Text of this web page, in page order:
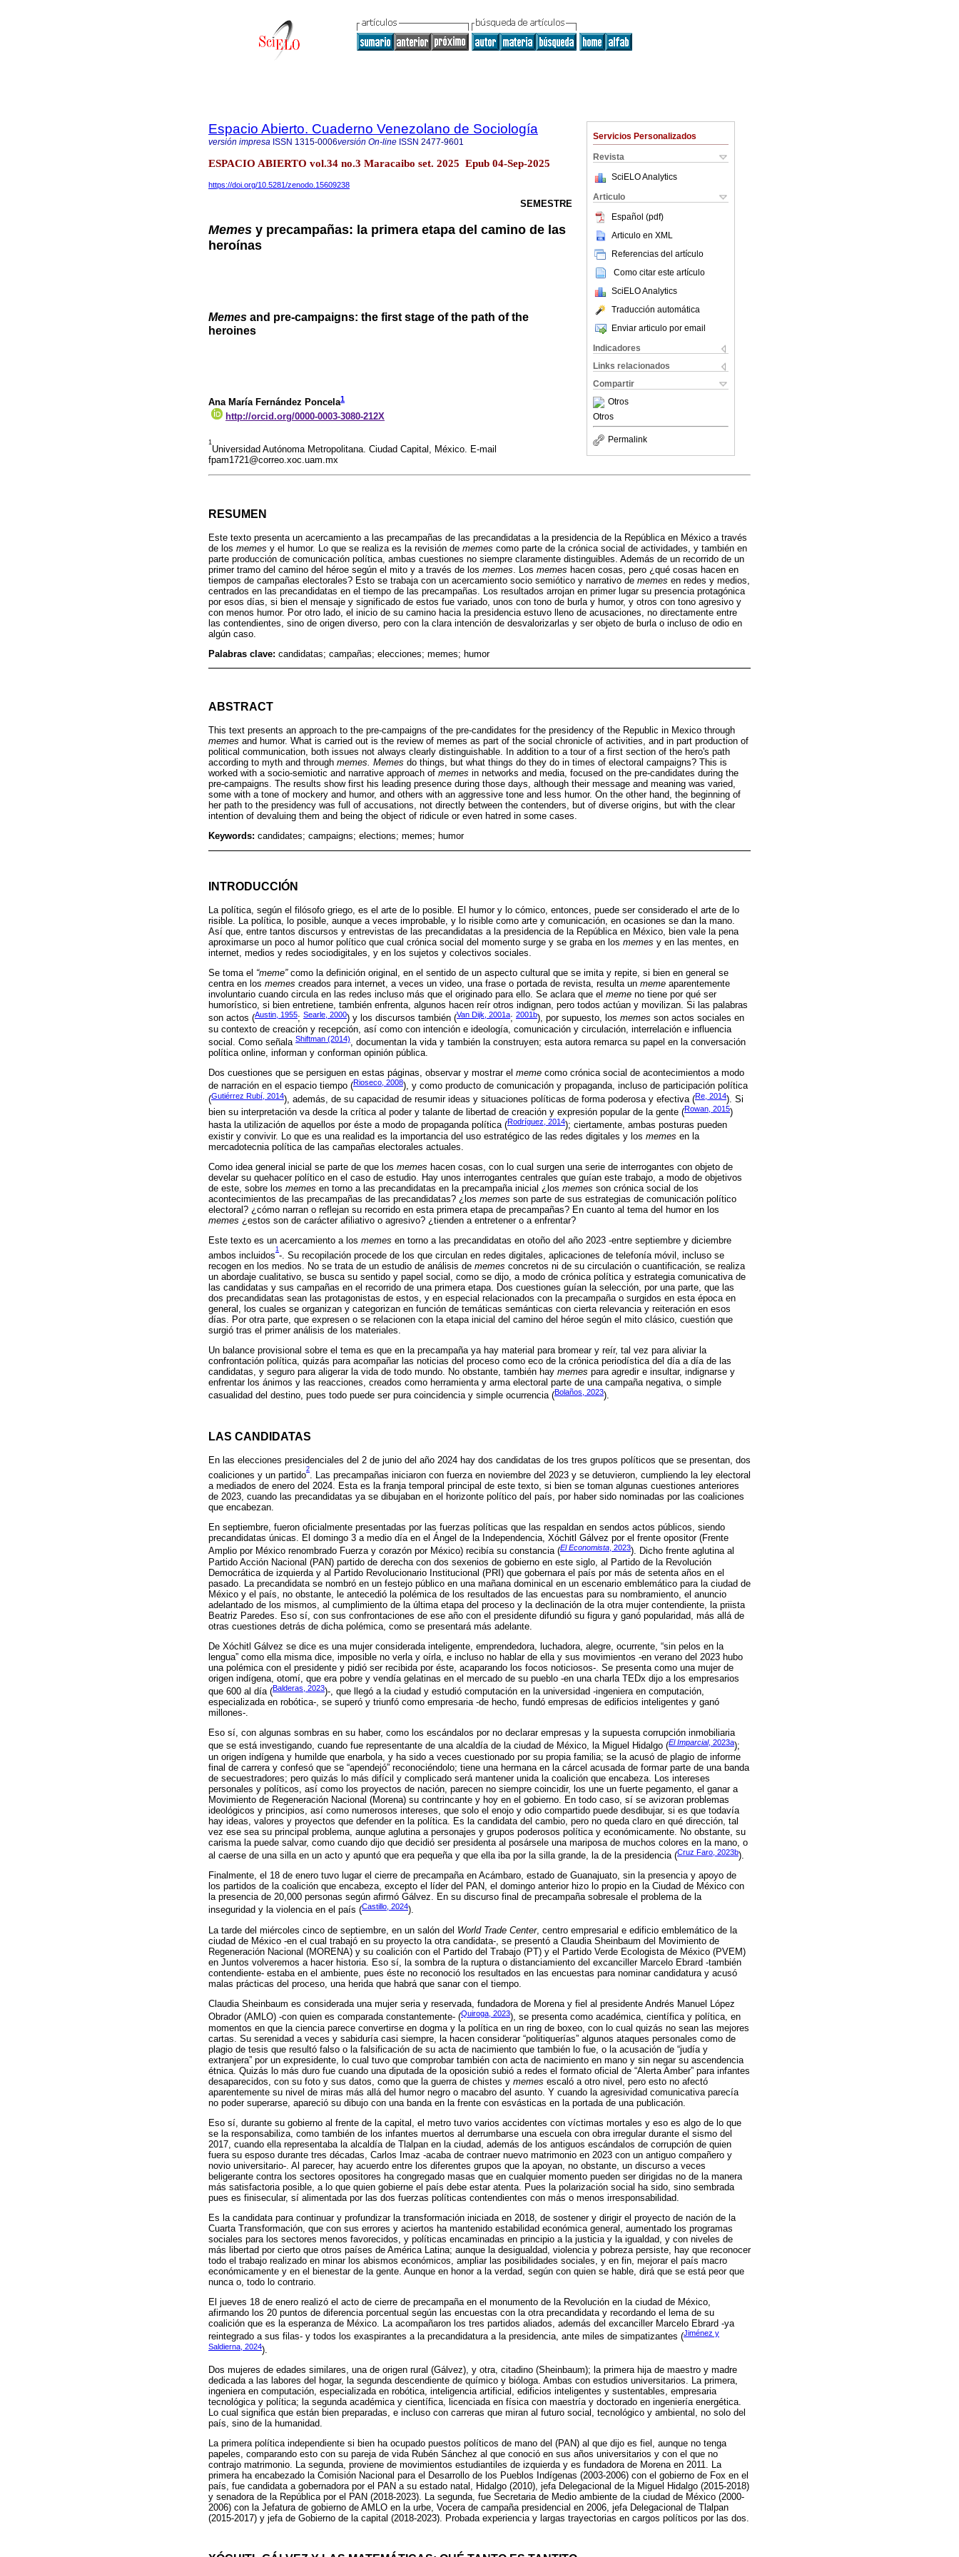
Servicios Personalizados
Revista
SciELO Analytics
Articulo
Español (pdf)
Articulo en XML
Referencias del artículo
Como citar este artículo
SciELO Analytics
Traducción automática
Enviar articulo por email
Indicadores
Links relacionados
Compartir
Otros
Otros
Permalink
Espacio Abierto. Cuaderno Venezolano de Sociología
versión impresa ISSN 1315-0006versión On-line ISSN 2477-9601
ESPACIO ABIERTO vol.34 no.3 Maracaibo set. 2025 Epub 04-Sep-2025
https://doi.org/10.5281/zenodo.15609238
SEMESTRE
Memes y precampañas: la primera etapa del camino de las
heroínas
Memes and pre-campaigns: the first stage of the path of the
heroines
Ana María Fernández Poncela1
http://orcid.org/0000-0003-3080-212X
1
Universidad Autónoma Metropolitana. Ciudad Capital, México. E-mail
fpam1721@correo.xoc.uam.mx
RESUMEN
Este texto presenta un acercamiento a las precampañas de las precandidatas a la presidencia de la República en México a través
de los memes y el humor. Lo que se realiza es la revisión de memes como parte de la crónica social de actividades, y también en
parte producción de comunicación política, ambas cuestiones no siempre claramente distinguibles. Además de un recorrido de un
primer tramo del camino del héroe según el mito y a través de los memes . Los memes hacen cosas, pero ¿qué cosas hacen en
tiempos de campañas electorales? Esto se trabaja con un acercamiento socio semiótico y narrativo de memes en redes y medios,
centrados en las precandidatas en el tiempo de las precampañas. Los resultados arrojan en primer lugar su presencia protagónica
por esos días, si bien el mensaje y significado de estos fue variado, unos con tono de burla y humor, y otros con tono agresivo y
con menos humor. Por otro lado, el inicio de su camino hacia la presidencia estuvo lleno de acusaciones, no directamente entre
las contendientes, sino de origen diverso, pero con la clara intención de desvalorizarlas y ser objeto de burla o incluso de odio en
algún caso.
Palabras clave: candidatas; campañas; elecciones; memes; humor
ABSTRACT
This text presents an approach to the pre-campaigns of the pre-candidates for the presidency of the Republic in Mexico through
memes and humor. What is carried out is the review of memes as part of the social chronicle of activities, and in part production of
political communication, both issues not always clearly distinguishable. In addition to a tour of a first section of the hero's path
according to myth and through memes. Memes do things, but what things do they do in times of electoral campaigns? This is
worked with a socio-semiotic and narrative approach of memes in networks and media, focused on the pre-candidates during the
pre-campaigns. The results show first his leading presence during those days, although their message and meaning was varied,
some with a tone of mockery and humor, and others with an aggressive tone and less humor. On the other hand, the beginning of
her path to the presidency was full of accusations, not directly between the contenders, but of diverse origins, but with the clear
intention of devaluing them and being the object of ridicule or even hatred in some cases.
Keywords: candidates; campaigns; elections; memes; humor
INTRODUCCIÓN
La política, según el filósofo griego, es el arte de lo posible. El humor y lo cómico, entonces, puede ser considerado el arte de lo
risible. La política, lo posible, aunque a veces improbable, y lo risible como arte y comunicación, en ocasiones se dan la mano.
Así que, entre tantos discursos y entrevistas de las precandidatas a la presidencia de la República en México, bien vale la pena
aproximarse un poco al humor político que cual crónica social del momento surge y se graba en los memes y en las mentes, en
internet, medios y redes sociodigitales, y en los sujetos y colectivos sociales.
Se toma el “meme”como la definición original, en el sentido de un aspecto cultural que se imita y repite, si bien en general se
centra en los memes creados para internet, a veces un video, una frase o portada de revista, resulta un meme aparentemente
involuntario cuando circula en las redes incluso más que el originado para ello. Se aclara que el meme no tiene por qué ser
humorístico, si bien entretiene, también enfrenta, algunos hacen reír otros indignan, pero todos actúan y movilizan. Si las palabras
son actos (Austin, 1955; Searle, 2000) y los discursos también (Van Dijk, 2001a; 2001b), por supuesto, los memes son actos sociales en
su contexto de creación y recepción, así como con intención e ideología, comunicación y circulación, interrelación e influencia
social. Como señala Shiftman (2014), documentan la vida y también la construyen; esta autora remarca su papel en la conversación
política online, informan y conforman opinión pública.
Dos cuestiones que se persiguen en estas páginas, observar y mostrar el meme como crónica social de acontecimientos a modo
de narración en el espacio tiempo (Rioseco, 2008), y como producto de comunicación y propaganda, incluso de participación política
(Gutiérrez Rubí, 2014), además, de su capacidad de resumir ideas y situaciones políticas de forma poderosa y efectiva (Re, 2014). Si
bien su interpretación va desde la crítica al poder y talante de libertad de creación y expresión popular de la gente (Rowan, 2015)
hasta la utilización de aquellos por éste a modo de propaganda política (Rodríguez, 2014); ciertamente, ambas posturas pueden
existir y convivir. Lo que es una realidad es la importancia del uso estratégico de las redes digitales y los memes en la
mercadotecnia política de las campañas electorales actuales.
Como idea general inicial se parte de que los memes hacen cosas, con lo cual surgen una serie de interrogantes con objeto de
develar su quehacer político en el caso de estudio. Hay unos interrogantes centrales que guían este trabajo, a modo de objetivos
de este, sobre los memes en torno a las precandidatas en la precampaña inicial ¿los memes son crónica social de los
acontecimientos de las precampañas de las precandidatas? ¿los memes son parte de sus estrategias de comunicación político
electoral? ¿cómo narran o reflejan su recorrido en esta primera etapa de precampañas? En cuanto al tema del humor en los
memes ¿estos son de carácter afiliativo o agresivo? ¿tienden a entretener o a enfrentar?
Este texto es un acercamiento a los memes en torno a las precandidatas en otoño del año 2023 -entre septiembre y diciembre
ambos incluidos
1
-. Su recopilación procede de los que circulan en redes digitales, aplicaciones de telefonía móvil, incluso se
recogen en los medios. No se trata de un estudio de análisis de memes concretos ni de su circulación o cuantificación, se realiza
un abordaje cualitativo, se busca su sentido y papel social, como se dijo, a modo de crónica política y estrategia comunicativa de
las candidatas y sus campañas en el recorrido de una primera etapa. Dos cuestiones guían la selección, por una parte, que las
dos precandidatas sean las protagonistas de estos, y en especial relacionados con la precampaña o surgidos en esta época en
general, los cuales se organizan y categorizan en función de temáticas semánticas con cierta relevancia y reiteración en esos
días. Por otra parte, que expresen o se relacionen con la etapa inicial del camino del héroe según el mito clásico, cuestión que
surgió tras el primer análisis de los materiales.
Un balance provisional sobre el tema es que en la precampaña ya hay material para bromear y reír, tal vez para aliviar la
confrontación política, quizás para acompañar las noticias del proceso como eco de la crónica periodística del día a día de las
candidatas, y seguro para aligerar la vida de todo mundo. No obstante, también hay memes para agredir e insultar, indignarse y
enfrentar los ánimos y las reacciones, creados como herramienta y arma electoral parte de una campaña negativa, o simple
casualidad del destino, pues todo puede ser pura coincidencia y simple ocurrencia (Bolaños, 2023).
LAS CANDIDATAS
En las elecciones presidenciales del 2 de junio del año 2024 hay dos candidatas de los tres grupos políticos que se presentan, dos
coaliciones y un partido
2
. Las precampañas iniciaron con fuerza en noviembre del 2023 y se detuvieron, cumpliendo la ley electoral
a mediados de enero del 2024. Esta es la franja temporal principal de este texto, si bien se toman algunas cuestiones anteriores
de 2023, cuando las precandidatas ya se dibujaban en el horizonte político del país, por haber sido nominadas por las coaliciones
que encabezan.
En septiembre, fueron oficialmente presentadas por las fuerzas políticas que las respaldan en sendos actos públicos, siendo
precandidatas únicas. El domingo 3 a medio día en el Ángel de la Independencia, Xóchitl Gálvez por el frente opositor (Frente
Amplio por México renombrado Fuerza y corazón por México) recibía su constancia (El Economista , 2023). Dicho frente aglutina al
Partido Acción Nacional (PAN) partido de derecha con dos sexenios de gobierno en este siglo, al Partido de la Revolución
Democrática de izquierda y al Partido Revolucionario Institucional (PRI) que gobernara el país por más de setenta años en el
pasado. La precandidata se nombró en un festejo público en una mañana dominical en un escenario emblemático para la ciudad de
México y el país, no obstante, le antecedió la polémica de los resultados de las encuestas para su nombramiento, el anuncio
adelantado de los mismos, al cumplimiento de la última etapa del proceso y la declinación de la otra mujer contendiente, la priista
Beatriz Paredes. Eso sí, con sus confrontaciones de ese año con el presidente difundió su figura y ganó popularidad, más allá de
otras cuestiones detrás de dicha polémica, como se presentará más adelante.
De Xóchitl Gálvez se dice es una mujer considerada inteligente, emprendedora, luchadora, alegre, ocurrente, “sin pelos en la
lengua” como ella misma dice, imposible no verla y oírla, e incluso no hablar de ella y sus movimientos -en verano del 2023 hubo
una polémica con el presidente y pidió ser recibida por éste, acaparando los focos noticiosos-. Se presenta como una mujer de
origen indígena, otomí, que era pobre y vendía gelatinas en el mercado de su pueblo -en una charla TEDx dijo a los empresarios
que 600 al día (Balderas, 2023)-, que llegó a la ciudad y estudió computación en la universidad -ingeniera en computación,
especializada en robótica-, se superó y triunfó como empresaria -de hecho, fundó empresas de edificios inteligentes y ganó
millones-.
Eso sí, con algunas sombras en su haber, como los escándalos por no declarar empresas y la supuesta corrupción inmobiliaria
que se está investigando, cuando fue representante de una alcaldía de la ciudad de México, la Miguel Hidalgo (El Imparcial, 2023a);
un origen indígena y humilde que enarbola, y ha sido a veces cuestionado por su propia familia; se la acusó de plagio de informe
final de carrera y confesó que se “apendejó” reconociéndolo; tiene una hermana en la cárcel acusada de formar parte de una banda
de secuestradores; pero quizás lo más difícil y complicado será mantener unida la coalición que encabeza. Los intereses
personales y políticos, así como los proyectos de nación, parecen no siempre coincidir, los une un fuerte pegamento, el ganar a
Movimiento de Regeneración Nacional (Morena) su contrincante y hoy en el gobierno. En todo caso, sí se avizoran problemas
ideológicos y principios, así como numerosos intereses, que solo el enojo y odio compartido puede desdibujar, si es que todavía
hay ideas, valores y proyectos que defender en la política. Es la candidata del cambio, pero no queda claro en qué dirección, tal
vez ese sea su principal problema, aunque aglutina a personajes y grupos poderosos política y económicamente. No obstante, su
carisma la puede salvar, como cuando dijo que decidió ser presidenta al posársele una mariposa de muchos colores en la mano, o
al caerse de una silla en un acto y apuntó que era pequeña y que ella iba por la silla grande, la de la presidencia (Cruz Faro, 2023b).
Finalmente, el 18 de enero tuvo lugar el cierre de precampaña en Acámbaro, estado de Guanajuato, sin la presencia y apoyo de
los partidos de la coalición que encabeza, excepto el líder del PAN, el domingo anterior hizo lo propio en la Ciudad de México con
la presencia de 20,000 personas según afirmó Gálvez. En su discurso final de precampaña sobresale el problema de la
inseguridad y la violencia en el país (Castillo, 2024).
La tarde del miércoles cinco de septiembre, en un salón del World Trade Center, centro empresarial e edificio emblemático de la
ciudad de México -en el cual trabajó en su proyecto la otra candidata-, se presentó a Claudia Sheinbaum del Movimiento de
Regeneración Nacional (MORENA) y su coalición con el Partido del Trabajo (PT) y el Partido Verde Ecologista de México (PVEM)
en Juntos volveremos a hacer historia. Eso sí, la sombra de la ruptura o distanciamiento del excanciller Marcelo Ebrard -también
contendiente- estaba en el ambiente, pues éste no reconoció los resultados en las encuestas para nominar candidatura y acusó
malas prácticas del proceso, una herida que habrá que sanar con el tiempo.
Claudia Sheinbaum es considerada una mujer seria y reservada, fundadora de Morena y fiel al presidente Andrés Manuel López
Obrador (AMLO) -con quien es comparada constantemente- (Quiroga, 2023), se presenta como académica, científica y política, en
momentos en que la ciencia parece convertirse en dogma y la política en un ring de boxeo, con lo cual quizás no sean las mejores
cartas. Su serenidad a veces y sabiduría casi siempre, la hacen considerar “politiquerías” algunos ataques personales como de
plagio de tesis que resultó falso o la falsificación de su acta de nacimiento que también lo fue, o la acusación de “judía y
extranjera” por un expresidente, lo cual tuvo que comprobar también con acta de nacimiento en mano y sin negar su ascendencia
étnica. Quizás lo más duro fue cuando una diputada de la oposición subió a redes el formato oficial de “Alerta Amber” para infantes
desaparecidos, con su foto y sus datos, como que la guerra de chistes y memes escaló a otro nivel, pero esto no afectó
aparentemente su nivel de miras más allá del humor negro o macabro del asunto. Y cuando la agresividad comunicativa parecía
no poder superarse, apareció su dibujo con una banda en la frente con esvásticas en la portada de una publicación.
Eso sí, durante su gobierno al frente de la capital, el metro tuvo varios accidentes con víctimas mortales y eso es algo de lo que
se la responsabiliza, como también de los infantes muertos al derrumbarse una escuela con obra irregular durante el sismo del
2017, cuando ella representaba la alcaldía de Tlalpan en la ciudad, además de los antiguos escándalos de corrupción de quien
fuera su esposo durante tres décadas, Carlos Imaz -acaba de contraer nuevo matrimonio en 2023 con un antiguo compañero y
novio universitario-. Al parecer, hay acuerdo entre los diferentes grupos que la apoyan, no obstante, un discurso a veces
beligerante contra los sectores opositores ha congregado masas que en cualquier momento pueden ser dirigidas no de la manera
más satisfactoria posible, a lo que quien gobierne el país debe estar atenta. Pues la polarización social ha sido, sino sembrada
pues es finisecular, sí alimentada por las dos fuerzas políticas contendientes con más o menos irresponsabilidad.
Es la candidata para continuar y profundizar la transformación iniciada en 2018, de sostener y dirigir el proyecto de nación de la
Cuarta Transformación, que con sus errores y aciertos ha mantenido estabilidad económica general, aumentado los programas
sociales para los sectores menos favorecidos, y políticas encaminadas en principio a la justicia y la igualdad, y con niveles de
más libertad por cierto que otros países de América Latina; aunque la desigualdad, violencia y pobreza persiste, hay que reconocer
todo el trabajo realizado en minar los abismos económicos, ampliar las posibilidades sociales, y en fin, mejorar el país macro
económicamente y en el bienestar de la gente. Aunque en honor a la verdad, según con quien se hable, dirá que se está peor que
nunca o, todo lo contrario.
El jueves 18 de enero realizó el acto de cierre de precampaña en el monumento de la Revolución en la ciudad de México,
afirmando los 20 puntos de diferencia porcentual según las encuestas con la otra precandidata y recordando el lema de su
coalición que es la esperanza de México. La acompañaron los tres partidos aliados, además del excanciller Marcelo Ebrard -ya
reintegrado a sus filas- y todos los exaspirantes a la precandidatura a la presidencia, ante miles de simpatizantes (Jiménez y
Saldierna, 2024).
Dos mujeres de edades similares, una de origen rural (Gálvez), y otra, citadino (Sheinbaum); la primera hija de maestro y madre
dedicada a las labores del hogar, la segunda descendiente de químico y bióloga. Ambas con estudios universitarios. La primera,
ingeniera en computación, especializada en robótica, inteligencia artificial, edificios inteligentes y sustentables, empresaria
tecnológica y política; la segunda académica y científica, licenciada en física con maestría y doctorado en ingeniería energética.
Lo cual significa que están bien preparadas, e incluso con carreras que miran al futuro social, tecnológico y ambiental, no solo del
país, sino de la humanidad.
La primera política independiente si bien ha ocupado puestos políticos de mano del (PAN) al que dijo es fiel, aunque no tenga
papeles, comparando esto con su pareja de vida Rubén Sánchez al que conoció en sus años universitarios y con el que no
contrajo matrimonio. La segunda, proviene de movimientos estudiantiles de izquierda y es fundadora de Morena en 2011. La
primera ha encabezado la Comisión Nacional para el Desarrollo de los Pueblos Indígenas (2003-2006) con el gobierno de Fox en el
país, fue candidata a gobernadora por el PAN a su estado natal, Hidalgo (2010), jefa Delegacional de la Miguel Hidalgo (2015-2018)
y senadora de la República por el PAN (2018-2023). La segunda, fue Secretaria de Medio ambiente de la ciudad de México (2000-
2006) con la Jefatura de gobierno de AMLO en la urbe, Vocera de campaña presidencial en 2006, jefa Delegacional de Tlalpan
(2015-2017) y jefa de Gobierno de la capital (2018-2023). Probada experiencia y largas trayectorias en cargos políticos por las dos.